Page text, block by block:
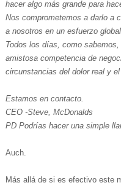
hacer algo más grande para
Nos comprometemos a darlo a
a nosotros en un esfuerzo
Todos los días, como
amistosa competencia de
circunstancias del dolor real y
Estamos en contacto.
CEO -Steve, McDonalds
PD Podrías hacer una simple
Auch.
Más allá de si es efectivo este